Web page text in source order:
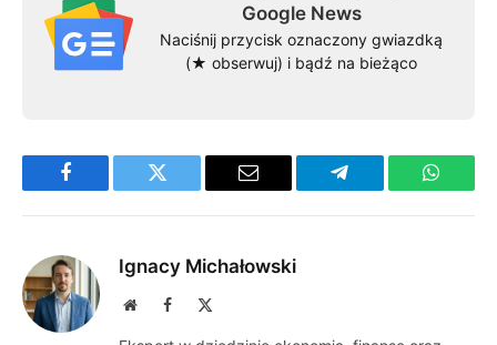
Google News
Naciśnij przycisk oznaczony gwiazdką
(★ obserwuj) i bądź na bieżąco
Facebook Twitter Email Telegram
Ignacy Michałowski
WebsiteFacebook